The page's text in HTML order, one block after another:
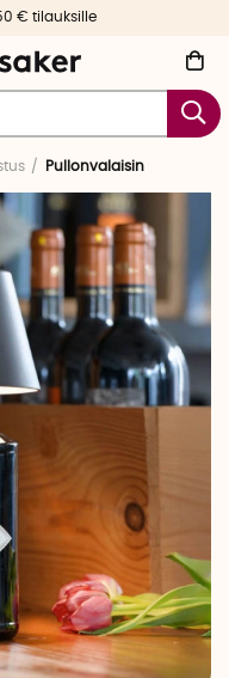
€ tilauksille
Pullonvalaisin